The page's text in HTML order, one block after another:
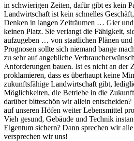
in schwierigen Zeiten, dafür gibt es kein
Landwirtschaft ist kein schnelles
Denken in langen Zeiträumen … Gier
keinen Platz. Sie verlangt die Fähigkeit,
aufzugeben … von staatlichen Plänen und
Prognosen sollte sich niemand bange
zu sehr auf angebliche
Anforderungen bauen. Ist es nicht an der
proklamieren, dass es überhaupt keine
zukunftsfähige Landwirtschaft gibt,
Möglichkeiten, die Betriebe in die
darüber bitteschön wir allein
auf unseren Höfen weiter Lebensmittel
Vieh gesund, Gebäude und Technik
Eigentum sichern? Dann sprechen wir alle
versprechen wir uns!